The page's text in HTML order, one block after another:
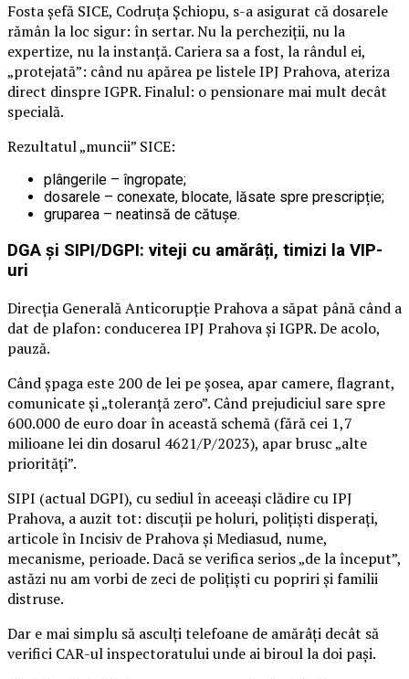
Fosta șefă SICE, Codruța Șchiopu, s-a asigurat că dosarele
rămân la loc sigur: în sertar. Nu la percheziții, nu la
expertize, nu la instanță. Cariera sa a fost, la rândul ei,
„protejată”: când nu apărea pe listele IPJ Prahova, ateriza
direct dinspre IGPR. Finalul: o pensionare mai mult decât
specială.
Rezultatul „muncii” SICE:
plângerile – îngropate;
dosarele – conexate, blocate, lăsate spre prescripție;
gruparea – neatinsă de cătușe.
DGA și SIPI/DGPI: viteji cu amărâți, timizi la VIP-
uri
Direcția Generală Anticorupție Prahova a săpat până când a
dat de plafon: conducerea IPJ Prahova și IGPR. De acolo,
pauză.
Când șpaga este 200 de lei pe șosea, apar camere, flagrant,
comunicate și „toleranță zero”. Când prejudiciul sare spre
600.000 de euro doar în această schemă (fără cei 1,7
milioane lei din dosarul 4621/P/2023), apar brusc „alte
priorități”.
SIPI (actual DGPI), cu sediul în aceeași clădire cu IPJ
Prahova, a auzit tot: discuții pe holuri, polițiști disperați,
articole în Incisiv de Prahova și Mediasud, nume,
mecanisme, perioade. Dacă se verifica serios „de la început”,
astăzi nu am vorbi de zeci de polițiști cu popriri și familii
distruse.
Dar e mai simplu să asculți telefoane de amărâți decât să
verifici CAR-ul inspectoratului unde ai biroul la doi pași.